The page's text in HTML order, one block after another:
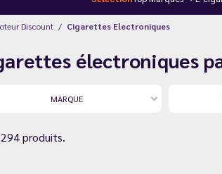
Discount Cigarettes Electroniques
électroniques
MARQUE
produits.